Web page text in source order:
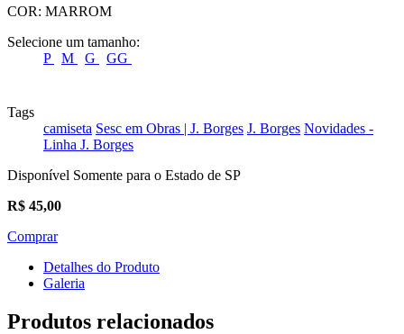
COR: MARROM
Selecione um tamanho:
P
M G GG
Tags
camiseta Sesc em Obras | J. Borges J. Borges Novidades -
Linha J. Borges
Disponível Somente para o Estado de SP
R$ 45,00
Comprar
Detalhes do Produto
Galeria
Produtos relacionados